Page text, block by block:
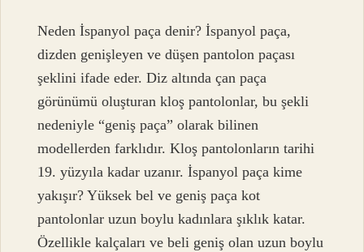
Neden İspanyol paça denir? İspanyol paça,
dizden genişleyen ve düşen pantolon paçası
şeklini ifade eder. Diz altında çan paça
görünümü oluşturan kloş pantolonlar, bu şekli
nedeniyle “geniş paça” olarak bilinen
modellerden farklıdır. Kloş pantolonların tarihi
19. yüzyıla kadar uzanır. İspanyol paça kime
yakışır? Yüksek bel ve geniş paça kot
pantolonlar uzun boylu kadınlara şıklık katar.
Özellikle kalçaları ve beli geniş olan uzun boylu